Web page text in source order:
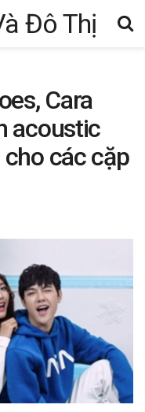
Cara
acoustic
các cặp